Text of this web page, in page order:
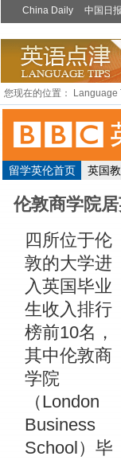
您现在的位置： Language
留学英伦首页 英国
伦敦商学院
四所位于伦
敦的大学进
入英国毕业
生收入排行
榜前10名，
其中伦敦商
学院
（London
Business
School）毕